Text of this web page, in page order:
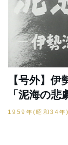
【号外】
「泥海の悲
1959年(昭和34年